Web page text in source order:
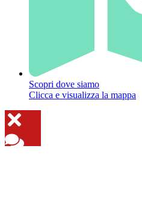
Scopri dove siamo
Clicca e visualizza la mappa